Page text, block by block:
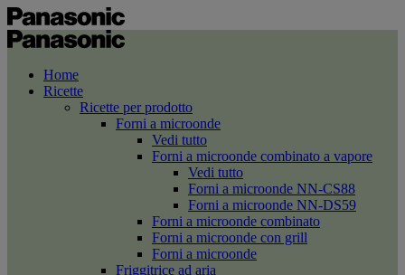
Home
Ricette
Ricette per prodotto
Forni a microonde
Vedi tutto
Forni a microonde combinato a vapore
Vedi tutto
Forni a microonde NN-CS88
Forni a microonde NN-DS59
Forni a microonde combinato
Forni a microonde con grill
Forni a microonde
Friggitrice ad aria